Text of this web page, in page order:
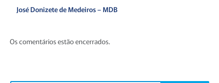
José Donizete de Medeiros – MDB
Os comentários estão encerrados.